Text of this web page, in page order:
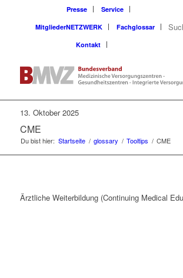
Presse
Service
MitgliederNETZWERK
Fachglossar
Kontakt
13. Oktober 2025
CME
Du bist hier: Startseite / glossary / Tooltips / CME
Ärztliche Weiterbildung (Continuing Medical